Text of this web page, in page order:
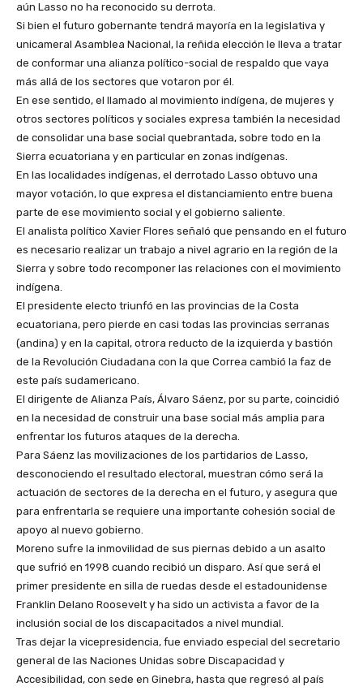
aún Lasso no ha reconocido su derrota.
Si bien el futuro gobernante tendrá mayoría en la legislativa y
unicameral Asamblea Nacional, la reñida elección le lleva a tratar
de conformar una alianza político-social de respaldo que vaya
más allá de los sectores que votaron por él.
En ese sentido, el llamado al movimiento indígena, de mujeres y
otros sectores políticos y sociales expresa también la necesidad
de consolidar una base social quebrantada, sobre todo en la
Sierra ecuatoriana y en particular en zonas indígenas.
En las localidades indígenas, el derrotado Lasso obtuvo una
mayor votación, lo que expresa el distanciamiento entre buena
parte de ese movimiento social y el gobierno saliente.
El analista político Xavier Flores señaló que pensando en el futuro
es necesario realizar un trabajo a nivel agrario en la región de la
Sierra y sobre todo recomponer las relaciones con el movimiento
indígena.
El presidente electo triunfó en las provincias de la Costa
ecuatoriana, pero pierde en casi todas las provincias serranas
(andina) y en la capital, otrora reducto de la izquierda y bastión
de la Revolución Ciudadana con la que Correa cambió la faz de
este país sudamericano.
El dirigente de Alianza País, Álvaro Sáenz, por su parte, coincidió
en la necesidad de construir una base social más amplia para
enfrentar los futuros ataques de la derecha.
Para Sáenz las movilizaciones de los partidarios de Lasso,
desconociendo el resultado electoral, muestran cómo será la
actuación de sectores de la derecha en el futuro, y asegura que
para enfrentarla se requiere una importante cohesión social de
apoyo al nuevo gobierno.
Moreno sufre la inmovilidad de sus piernas debido a un asalto
que sufrió en 1998 cuando recibió un disparo. Así que será el
primer presidente en silla de ruedas desde el estadounidense
Franklin Delano Roosevelt y ha sido un activista a favor de la
inclusión social de los discapacitados a nivel mundial.
Tras dejar la vicepresidencia, fue enviado especial del secretario
general de las Naciones Unidas sobre Discapacidad y
Accesibilidad, con sede en Ginebra, hasta que regresó al país